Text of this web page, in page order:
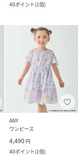
40ポイント(1倍)
ANY
ワンピース
4,490 円
40ポイント(1倍)